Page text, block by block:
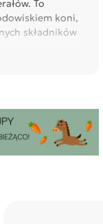
To
koni,
składników
Naturalne
łagodność i
nawet dla